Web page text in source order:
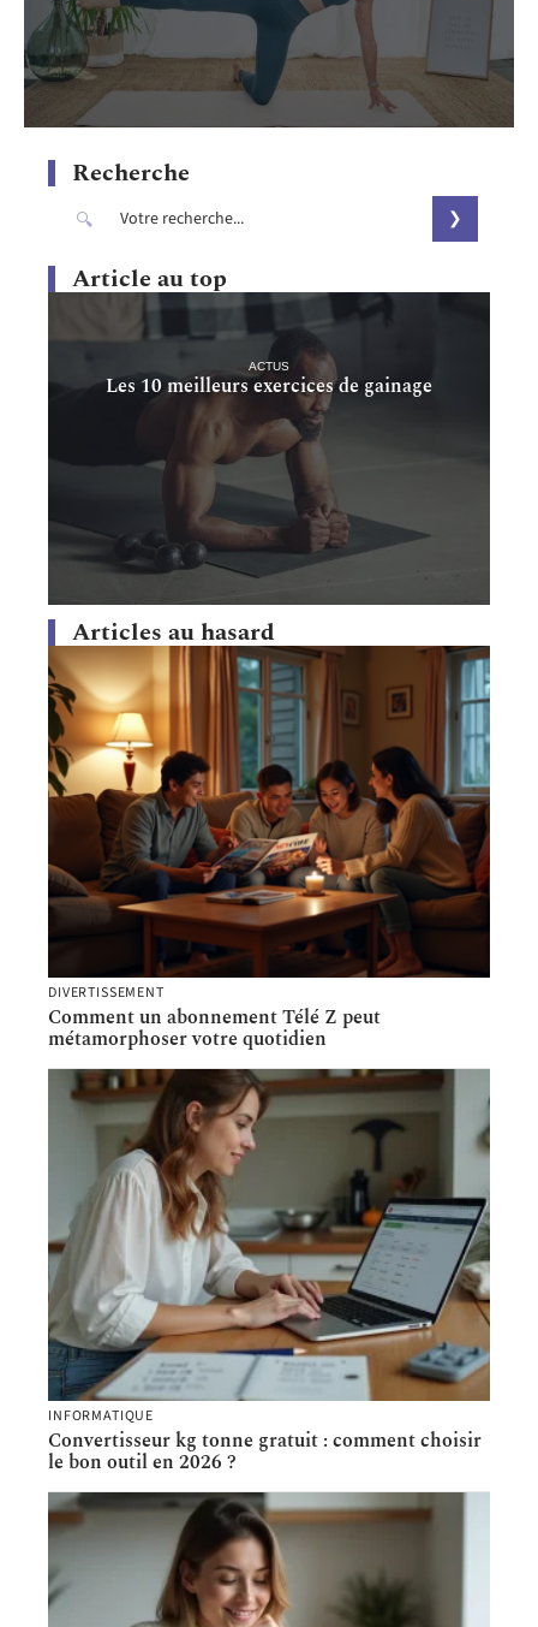
Recherche
Article au top
ACTUS
Les 10 meilleurs exercices de gainage
Articles au hasard
DIVERTISSEMENT
Comment un abonnement Télé Z peut
métamorphoser votre quotidien
INFORMATIQUE
Convertisseur kg tonne gratuit : comment choisir
le bon outil en 2026 ?